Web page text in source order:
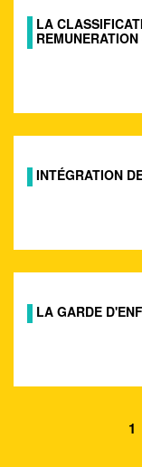
LA
INTÉGRATION
LA GARDE
1